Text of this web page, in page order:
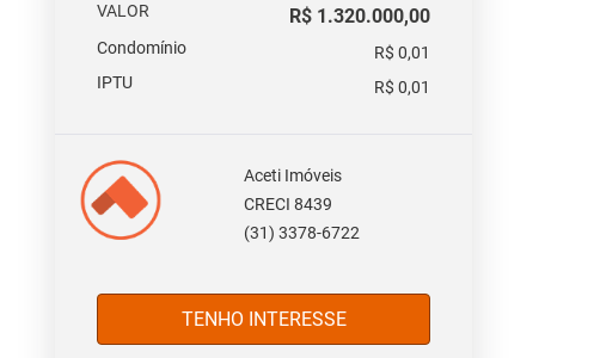
VALOR R$ 1.320.000,00
Condomínio
R$ 0,01
IPTU
R$ 0,01
Aceti Imóveis
CRECI 8439
(31) 3378-6722
TENHO INTERESSE